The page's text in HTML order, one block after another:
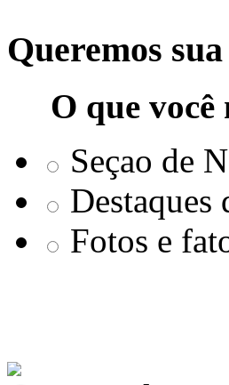
Queremos
O que
Seçao de
Destaques
Fotos e